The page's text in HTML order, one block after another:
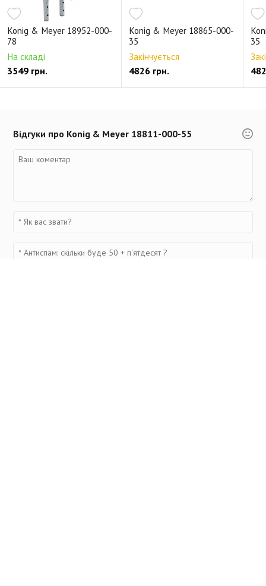
Konig & Meyer 18952-000-
78
На складі
3549 грн.
Konig & Meyer 18865-000-
35
Закінчується
4826 грн.
35
Відгуки про Konig & Meyer 18811-000-55